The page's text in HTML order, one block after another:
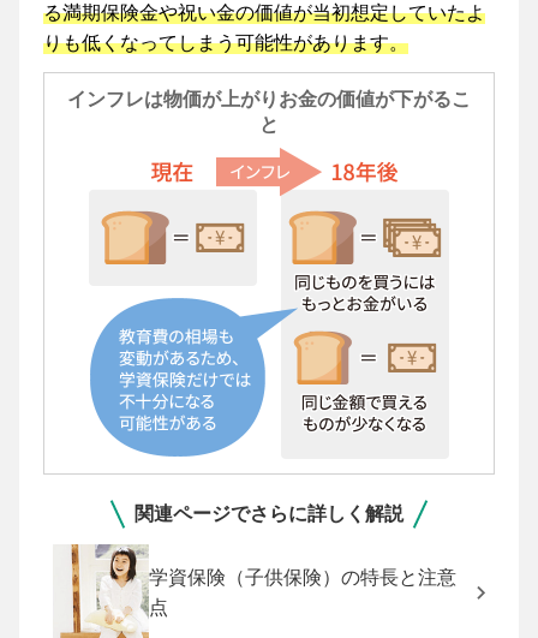
る満期保険金や祝い金の価値が当初想定していたよ
りも低くなってしまう可能性があります。
インフレは物価が上がりお金の価値が下がるこ
と
関連ページでさらに詳しく解説
学資保険（子供保険）の特長と注意
点